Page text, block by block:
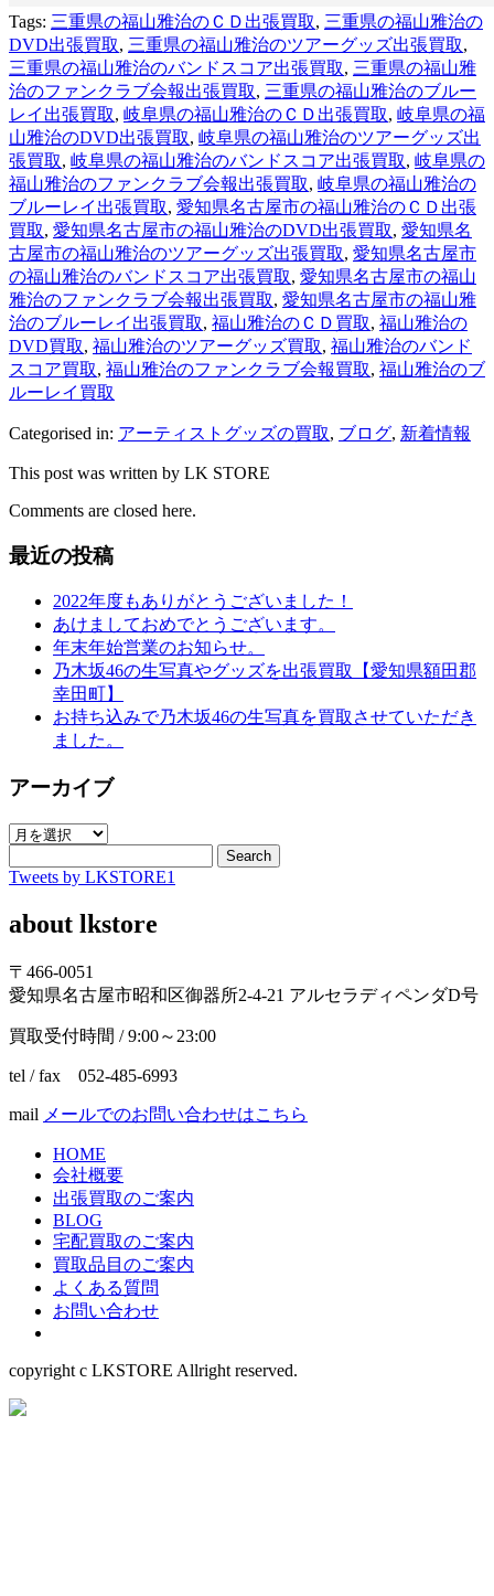
Tags: 三重県の福山雅治のＣＤ出張買取, 三重県の福山雅治の
DVD出張買取, 三重県の福山雅治のツアーグッズ出張買取,
三重県の福山雅治のバンドスコア出張買取, 三重県の福山雅
治のファンクラブ会報出張買取, 三重県の福山雅治のブルー
レイ出張買取, 岐阜県の福山雅治のＣＤ出張買取, 岐阜県の福
山雅治のDVD出張買取, 岐阜県の福山雅治のツアーグッズ出
張買取, 岐阜県の福山雅治のバンドスコア出張買取, 岐阜県の
福山雅治のファンクラブ会報出張買取, 岐阜県の福山雅治の
ブルーレイ出張買取, 愛知県名古屋市の福山雅治のＣＤ出張
買取, 愛知県名古屋市の福山雅治のDVD出張買取, 愛知県名
古屋市の福山雅治のツアーグッズ出張買取, 愛知県名古屋市
の福山雅治のバンドスコア出張買取, 愛知県名古屋市の福山
雅治のファンクラブ会報出張買取, 愛知県名古屋市の福山雅
治のブルーレイ出張買取, 福山雅治のＣＤ買取, 福山雅治の
DVD買取, 福山雅治のツアーグッズ買取, 福山雅治のバンド
スコア買取, 福山雅治のファンクラブ会報買取, 福山雅治のブ
ルーレイ買取
Categorised in: アーティストグッズの買取, ブログ, 新着情報
This post was written by LK STORE
Comments are closed here.
最近の投稿
2022年度もありがとうございました！
あけましておめでとうございます。
年末年始営業のお知らせ。
乃木坂46の生写真やグッズを出張買取【愛知県額田郡
幸田町】
お持ち込みで乃木坂46の生写真を買取させていただき
ました。
アーカイブ
ア
カ
ブ
Search
Tweets by LKSTORE1
about lkstore
〒466-0051
愛知県名古屋市昭和区御器所2-4-21 アルセラディペンダD号
買取受付時間 / 9:00～23:00
tel / fax 052-485-6993
mail メールでのお問い合わせはこちら
HOME
会社概要
出張買取のご案内
BLOG
宅配買取のご案内
買取品目のご案内
よくある質問
お問い合わせ
copyright c LKSTORE Allright reserved.